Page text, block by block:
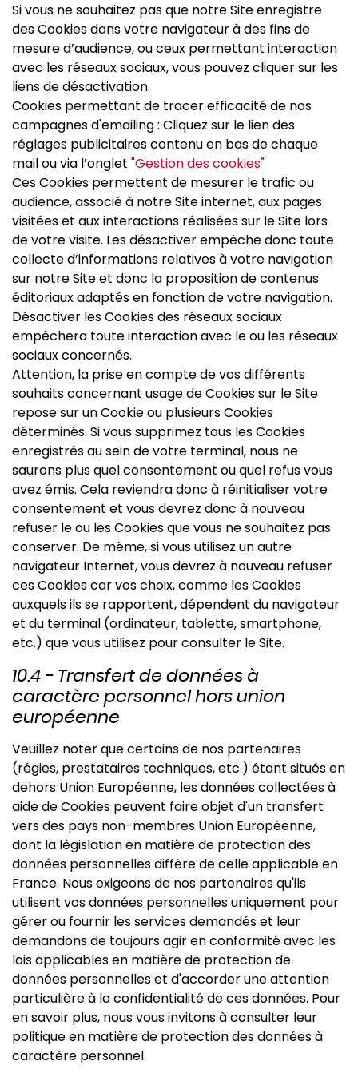
Si vous ne souhaitez pas que notre Site enregistre
des Cookies dans votre navigateur à des fins de
mesure d’audience, ou ceux permettant interaction
avec les réseaux sociaux, vous pouvez cliquer sur les
liens de désactivation.
Cookies permettant de tracer efficacité de nos
campagnes d'emailing : Cliquez sur le lien des
réglages publicitaires contenu en bas de chaque
mail ou via l’onglet "Gestion des cookies"
Ces Cookies permettent de mesurer le trafic ou
audience, associé à notre Site internet, aux pages
visitées et aux interactions réalisées sur le Site lors
de votre visite. Les désactiver empêche donc toute
collecte d’informations relatives à votre navigation
sur notre Site et donc la proposition de contenus
éditoriaux adaptés en fonction de votre navigation.
Désactiver les Cookies des réseaux sociaux
empêchera toute interaction avec le ou les réseaux
sociaux concernés.
Attention, la prise en compte de vos différents
souhaits concernant usage de Cookies sur le Site
repose sur un Cookie ou plusieurs Cookies
déterminés. Si vous supprimez tous les Cookies
enregistrés au sein de votre terminal, nous ne
saurons plus quel consentement ou quel refus vous
avez émis. Cela reviendra donc à réinitialiser votre
consentement et vous devrez donc à nouveau
refuser le ou les Cookies que vous ne souhaitez pas
conserver. De même, si vous utilisez un autre
navigateur Internet, vous devrez à nouveau refuser
ces Cookies car vos choix, comme les Cookies
auxquels ils se rapportent, dépendent du navigateur
et du terminal (ordinateur, tablette, smartphone,
etc.) que vous utilisez pour consulter le Site.
10.4 - Transfert de données à
caractère personnel hors union
européenne
Veuillez noter que certains de nos partenaires
(régies, prestataires techniques, etc.) étant situés en
dehors Union Européenne, les données collectées à
aide de Cookies peuvent faire objet d'un transfert
vers des pays non-membres Union Européenne,
dont la législation en matière de protection des
données personnelles diffère de celle applicable en
France. Nous exigeons de nos partenaires qu'ils
utilisent vos données personnelles uniquement pour
gérer ou fournir les services demandés et leur
demandons de toujours agir en conformité avec les
lois applicables en matière de protection de
données personnelles et d'accorder une attention
particulière à la confidentialité de ces données. Pour
en savoir plus, nous vous invitons à consulter leur
politique en matière de protection des données à
caractère personnel.